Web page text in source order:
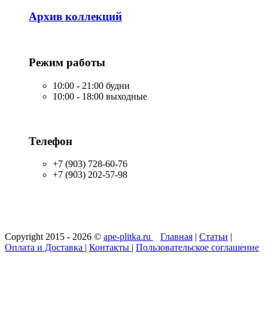
Архив коллекций
Режим работы
10:00 - 21:00 будни
10:00 - 18:00 выходные
Телефон
+7 (903) 728-60-76
+7 (903) 202-57-98
Copyright 2015 - 2026 © ape-plitka.ru Главная | Статьи |
Оплата и Доставка | Контакты | Пользовательское соглашение